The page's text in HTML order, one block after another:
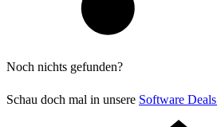
Noch nichts gefunden?
Schau doch mal in unsere Software Deals